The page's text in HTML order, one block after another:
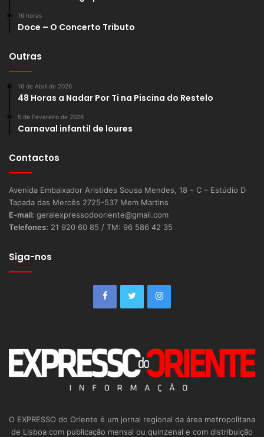
16 horas
Doce – O Concerto Tributo
Outras
16 de Abril de 2026
48 Horas a Nadar Por Ti na Piscina do Restelo
5 de Fevereiro de 2026
Carnaval infantil de loures
Contactos
Avenida Embaixador Aristides Sousa Mendes, 18 – C – Estúdio D
Tapada das Mercês 2725-537 Mem Martins
E-mail: geralexpressodooriente@gmail.com
Telefones: 21 920 60 85 / TM: 96 586 42 35
Siga-nos
O EXPRESSO do Oriente é um jornal regional da área metropolitana
de Lisboa com publicação mensal ou quinzenal e com distribuição